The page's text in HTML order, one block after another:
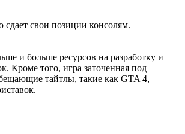
свои позиции консолям.
и больше ресурсов на разработку и
Кроме того, игра заточенная под
тайтлы, такие как GTA 4,